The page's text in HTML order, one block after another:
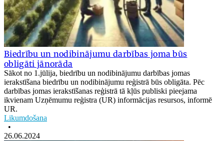
Biedrību un nodibinājumu darbības joma būs
obligāti jānorāda
Sākot no 1.jūlija, biedrību un nodibinājumu darbības jomas
ierakstīšana biedrību un nodibinājumu reģistrā būs obligāta. Pēc
darbības jomas ierakstīšanas reģistrā tā kļūs publiski pieejama
ikvienam Uzņēmumu reģistra (UR) informācijas resursos, informē
UR.
Likumdošana
•
26.06.2024